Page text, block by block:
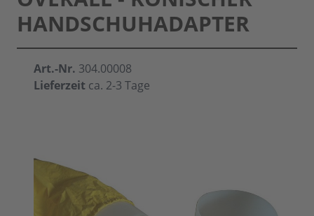
HANDSCHUHADAPTER
Art.-Nr. 304.00008
Lieferzeit ca. 2-3 Tage